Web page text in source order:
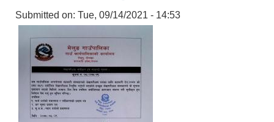
Submitted on: Tue, 09/14/2021 - 14:53